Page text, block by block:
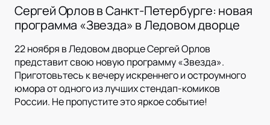
Сергей Орлов в Санкт-Петербурге: новая
программа «Звезда» в Ледовом дворце
22 ноября в Ледовом дворце Сергей Орлов
представит свою новую программу «Звезда».
Приготовьтесь к вечеру искреннего и остроумного
юмора от одного из лучших стендап-комиков
России. Не пропустите это яркое событие!